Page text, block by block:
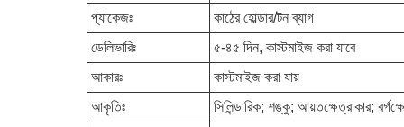
প্যাকেজঃ
কাঠের হোল্ডার/টন ব্যাগ
ডেলিভারিঃ
৫-৪৫ দিন, কাস্টমাইজ করা যাবে
আকারঃ
কাস্টমাইজ করা যায়
আকৃতিঃ
সিলিন্ডারিক; শঙ্কু; আয়তক্ষেত্রাকার;